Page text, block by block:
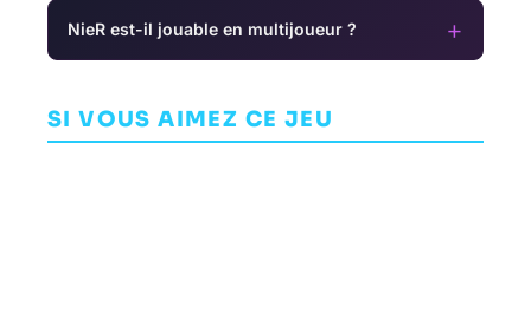
NieR est-il jouable en multijoueur ? +
SI VOUS AIMEZ CE JEU
AVENTURE
AVENTURE
Final Fantasy